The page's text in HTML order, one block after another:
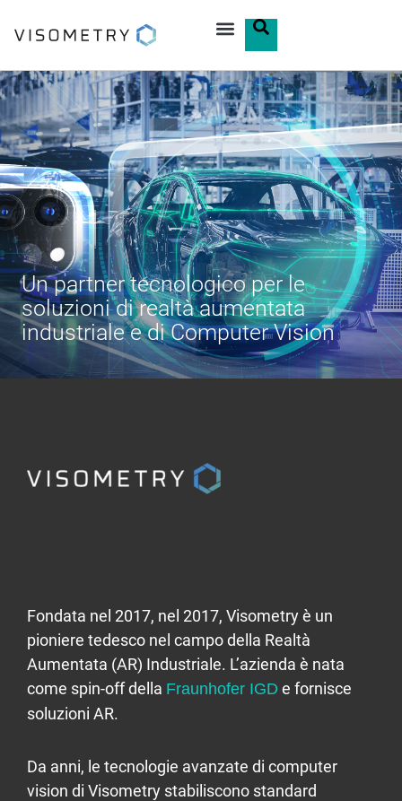
Un partner tecnologico per le
soluzioni di realtà aumentata
industriale e diComputer Vision
Fondata nel 2017, nel 2017, Visometry è un
pioniere tedesco nel campo della Realtà
Aumentata (AR) Industriale. L’azienda è nata
come spin-off della Fraunhofer IGD e fornisce
soluzioni AR.
Da anni, le tecnologie avanzate di computer
vision di Visometry stabiliscono standard